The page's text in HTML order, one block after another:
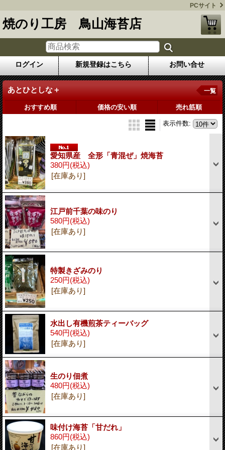
PCサイト
焼のり工房 鳥山海苔店
ログイン 新規登録はこちら お問い合せ
あとひとしな＋ 一覧
おすすめ順 価格の安い順 売れ筋順
表示件数:
愛知県産 全形「青混ぜ」焼海苔
380円(税込)
[在庫あり]
江戸前千葉の味のり
580円(税込)
[在庫あり]
特製きざみのり
250円(税込)
[在庫あり]
水出し有機煎茶ティーバッグ
540円(税込)
[在庫あり]
生のり佃煮
480円(税込)
[在庫あり]
味付け海苔「甘だれ」
860円(税込)
[在庫あり]